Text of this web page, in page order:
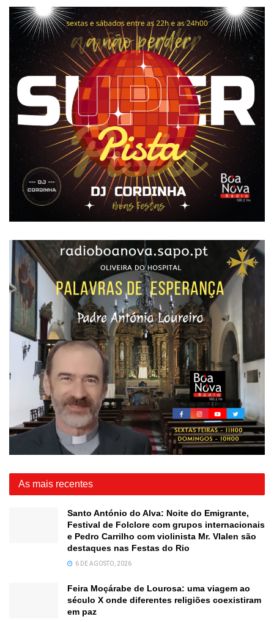
As mais recentes
Santo António do Alva: Noite do Emigrante,
Festival de Folclore com grupos internacionais
e Pedro Carrilho com violinista Mr. Vlalen são
destaques nas Festas do Rio
6 DE AGOSTO, 2026
Feira Moçárabe de Lourosa: uma viagem ao
século X onde diferentes religiões coexistiram
em paz